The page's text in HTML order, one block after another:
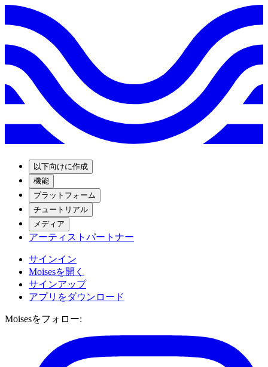
以下向けに作成
機能
プラットフォーム
チュートリアル
メディア
アーティストパートナー
サインイン
Moisesを開く
サインアップ
アプリをダウンロード
Moisesをフォロー: